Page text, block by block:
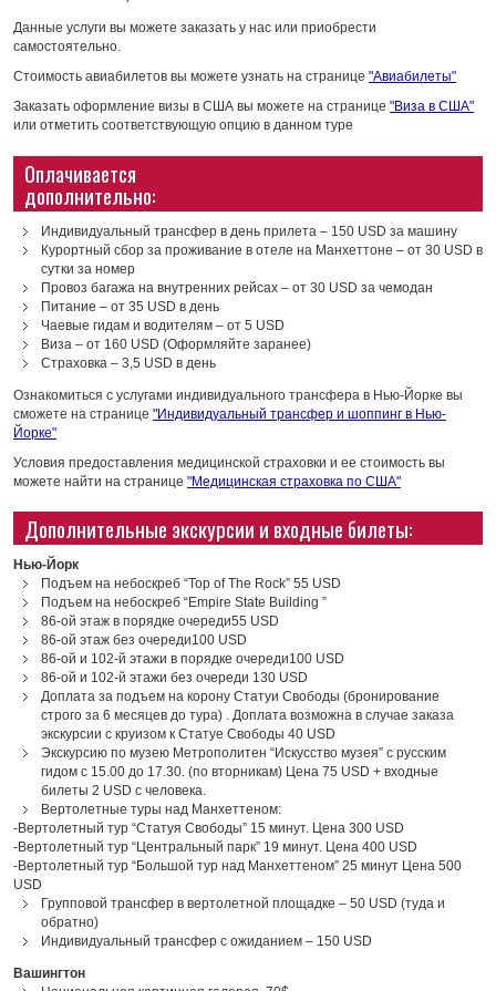
Данные услуги вы можете заказать у нас или приобрести
самостоятельно.
Стоимость авиабилетов вы можете узнать на странице "Авиабилеты"
Заказать оформление визы в США вы можете на странице "Виза в США"
или отметить соответствующую опцию в данном туре
Оплачивается
дополнительно:
Индивидуальный трансфер в день прилета – 150 USD за машину
Курортный сбор за проживание в отеле на Манхеттоне – от 30 USD в
сутки за номер
Провоз багажа на внутренних рейсах – от 30 USD за чемодан
Питание – от 35 USD в день
Чаевые гидам и водителям – от 5 USD
Виза – от 160 USD (Оформляйте заранее)
Страховка – 3,5 USD в день
Ознакомиться с услугами индивидуального трансфера в Нью-Йорке вы
сможете на странице "Индивидуальный трансфер и шоппинг в Нью-
Йорке"
Условия предоставления медицинской страховки и ее стоимость вы
можете найти на странице "Медицинская страховка по США"
Дополнительные экскурсии и входные билеты:
Нью-Йорк
Подъем на небоскреб “Top of The Rock” 55 USD
Подъем на небоскреб “Empire State Building ”
86-ой этаж в порядке очереди55 USD
86-ой этаж без очереди100 USD
86-ой и 102-й этажи в порядке очереди100 USD
86-ой и 102-й этажи без очереди 130 USD
Доплата за подъем на корону Статуи Свободы (бронирование
строго за 6 месяцев до тура) . Доплата возможна в случае заказа
экскурсии с круизом к Статуе Свободы 40 USD
Экскурсию по музею Метрополитен “Искусство музея” с русским
гидом с 15.00 до 17.30. (по вторникам) Цена 75 USD + входные
билеты 2 USD c человека.
Вертолетные туры над Манхеттеном:
-Вертолетный тур “Статуя Свободы” 15 минут. Цена 300 USD
-Вертолетный тур “Центральный парк” 19 минут. Цена 400 USD
-Вертолетный тур “Большой тур над Манхеттеном” 25 минут Цена 500
USD
Групповой трансфер в вертолетной площадке – 50 USD (туда и
обратно)
Индивидуальный трансфер с ожиданием – 150 USD
Вашингтон